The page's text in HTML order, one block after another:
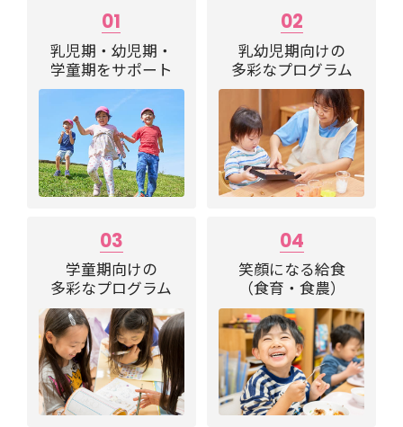
01
乳児期・幼児期・
学童期をサポート
02
乳幼児期向けの
多彩なプログラム
03
学童期向けの
多彩なプログラム
04
笑顔になる給食
（食育・食農）